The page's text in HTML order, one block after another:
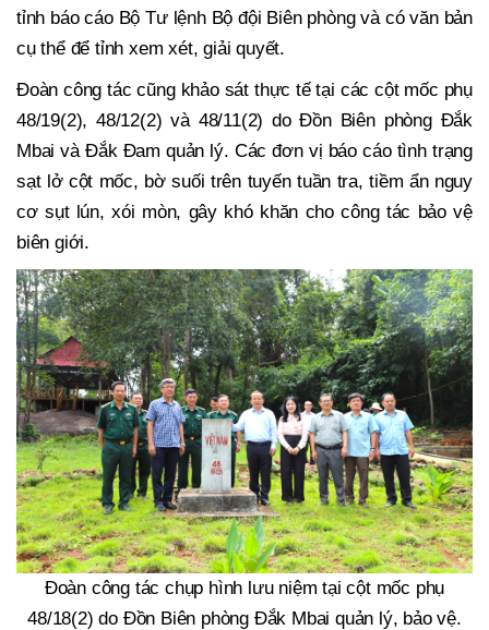
tỉnh báo cáo Bộ Tư lệnh Bộ đội Biên phòng và có văn bản
cụ thể để tỉnh xem xét, giải quyết.
Đoàn công tác cũng khảo sát thực tế tại các cột mốc phụ
48/19(2), 48/12(2) và 48/11(2) do Đồn Biên phòng Đắk
Mbai và Đắk Đam quản lý. Các đơn vị báo cáo tình trạng
sạt lở cột mốc, bờ suối trên tuyến tuần tra, tiềm ẩn nguy
cơ sụt lún, xói mòn, gây khó khăn cho công tác bảo vệ
biên giới.
Đoàn công tác chụp hình lưu niệm tại cột mốc phụ
48/18(2) do Đồn Biên phòng Đắk Mbai quản lý, bảo vệ.